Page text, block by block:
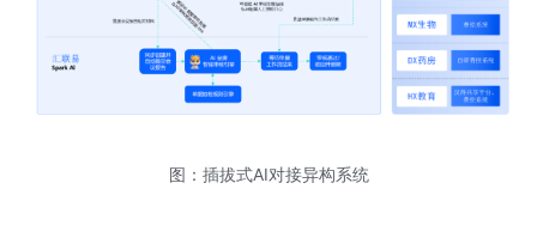
图：插拔式AI对接异构系统